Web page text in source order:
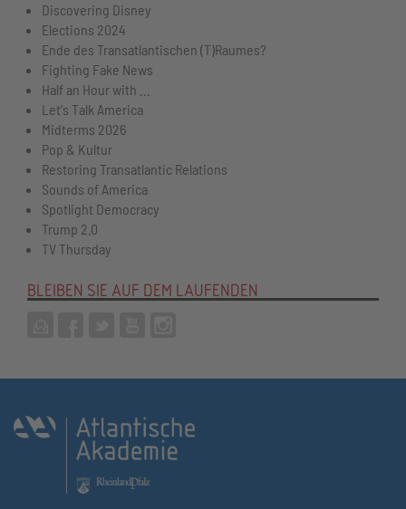
Discovering Disney
Elections 2024
Ende des Transatlantischen (T)Raumes?
Fighting Fake News
Half an Hour with ...
Let's Talk America
Midterms 2026
Pop & Kultur
Restoring Transatlantic Relations
Sounds of America
Spotlight Democracy
Trump 2.0
TV Thursday
BLEIBEN SIE AUF DEM LAUFENDEN